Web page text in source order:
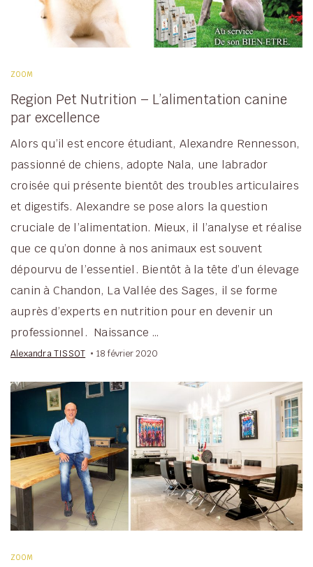
ZOOM
Region Pet Nutrition – L’alimentation canine
par excellence
Alors qu’il est encore étudiant, Alexandre Rennesson,
passionné de chiens, adopte Nala, une labrador
croisée qui présente bientôt des troubles articulaires
et digestifs. Alexandre se pose alors la question
cruciale de l’alimentation. Mieux, il l’analyse et réalise
que ce qu’on donne à nos animaux est souvent
dépourvu de l’essentiel. Bientôt à la tête d’un élevage
canin à Chandon, La Vallée des Sages, il se forme
auprès d’experts en nutrition pour en devenir un
professionnel. Naissance …
Alexandra TISSOT 18 février 2020
ZOOM